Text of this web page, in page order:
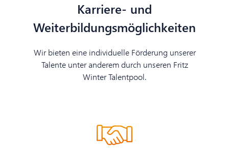
Karriere- und
Weiterbildungsmöglichkeiten
Wir bieten eine individuelle Förderung unserer
Talente unter anderem durch unseren Fritz
Winter Talentpool.